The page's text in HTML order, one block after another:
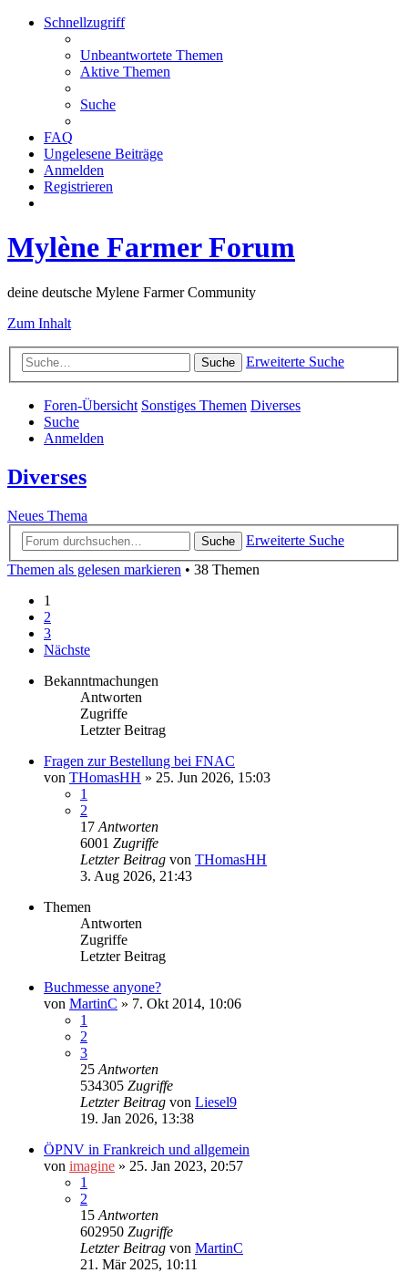
Schnellzugriff
Unbeantwortete Themen
Aktive Themen
Suche
FAQ
Ungelesene Beiträge
Anmelden
Registrieren
Mylène Farmer Forum
deine deutsche Mylene Farmer Community
Zum Inhalt
Suche Erweiterte Suche
Foren-Übersicht Sonstiges Themen Diverses
Suche
Anmelden
Diverses
Neues Thema
Suche
Erweiterte Suche
Themen als gelesen markieren • 38 Themen
1
2
3
Nächste
Bekanntmachungen
Antworten
Zugriffe
Letzter Beitrag
Fragen zur Bestellung bei FNAC
von THomasHH » 25. Jun 2026, 15:03
1
2
17 Antworten
6001 Zugriffe
Letzter Beitrag von THomasHH
3. Aug 2026, 21:43
Themen
Antworten
Zugriffe
Letzter Beitrag
Buchmesse anyone?
von MartinC » 7. Okt 2014, 10:06
1
2
3
25 Antworten
534305 Zugriffe
Letzter Beitrag von Liesel9
19. Jan 2026, 13:38
ÖPNV in Frankreich und allgemein
von imagine » 25. Jan 2023, 20:57
1
2
15 Antworten
602950 Zugriffe
Letzter Beitrag von MartinC
21. Mär 2025, 10:11